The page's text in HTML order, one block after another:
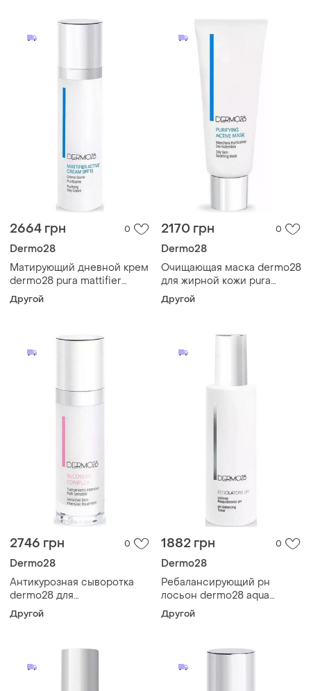
2664 грн 0
Dermo28
Матирующий дневной крем
dermo28 pura mattifier
active cream spf15 50 мл
Другой
2170 грн 0
Dermo28
Очищающая маска dermo28
для жирной кожи pura
purifying active mask 75 мл
Другой
2746 грн 0
Dermo28
Антикурозная сыворотка
dermo28 для
чувствительной кожи
comfort recovery complex
Другой
1882 грн 0
Dermo28
Ребалансирующий рн
лосьон dermo28 aqua
regolatore ph 200 мл
Другой